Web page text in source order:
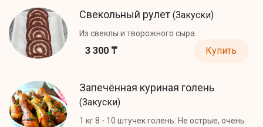
Свекольный рулет (Закуски)
Из свеклы и творожного сыра.
3 300 ₸ Купить
Запечённая куриная голень
(Закуски)
1 кг 8 - 10 штучек голень. Не острые, очень